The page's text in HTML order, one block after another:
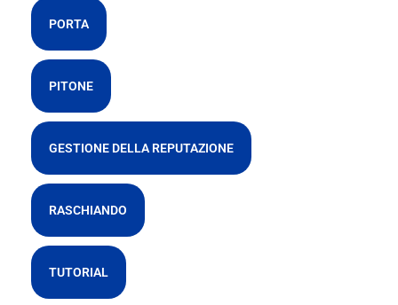
PORTA
PITONE
GESTIONE DELLA REPUTAZIONE
RASCHIANDO
TUTORIAL